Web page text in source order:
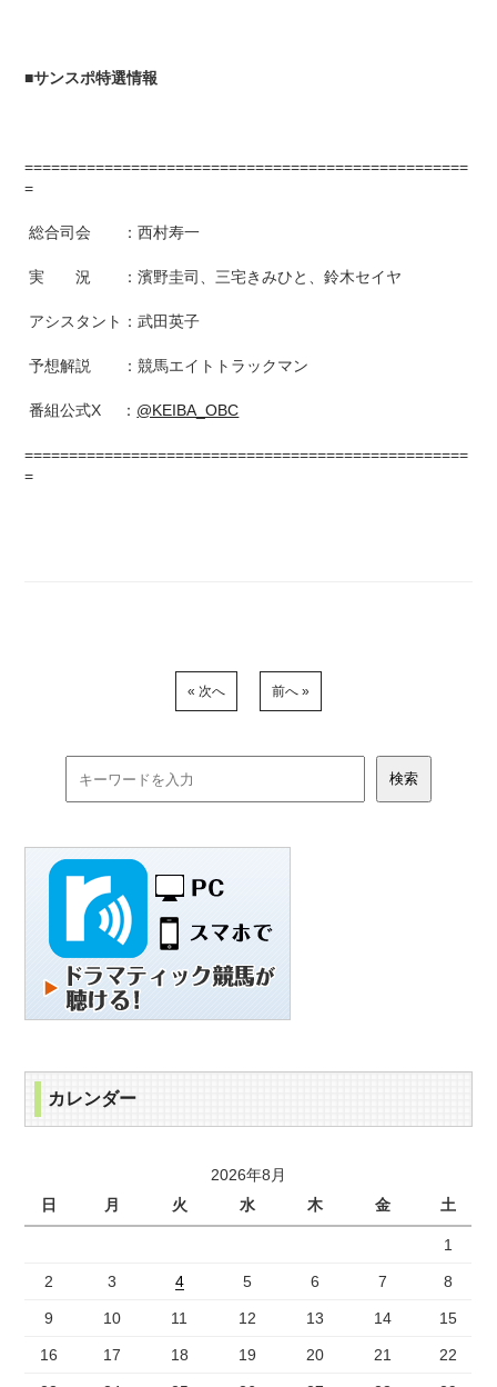
■サンスポ特選情報
==================================================
=
総合司会 ：西村寿一
実 況 ：濱野圭司、三宅きみひと、鈴木セイヤ
アシスタント：武田英子
予想解説 ：競馬エイトトラックマン
番組公式X ： @KEIBA_OBC
==================================================
=
« 次へ 前へ »
カレンダー
2026年8月
日
月 火 水 木 金 土
1
2 3 4 5 6 7 8
9 10 11 12 13 14 15
16 17 18 19 20 21 22